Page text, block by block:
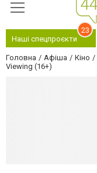
Наші спецпроєкти
23
Головна Афіша Кіно
Viewing (16+)